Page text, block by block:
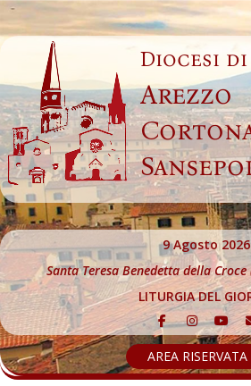
Skip
to
content
Diocesi di
Arezzo
9 Agosto 2026
Santa Teresa Benedetta della
LITURGIA DEL
AREA RISERVATA